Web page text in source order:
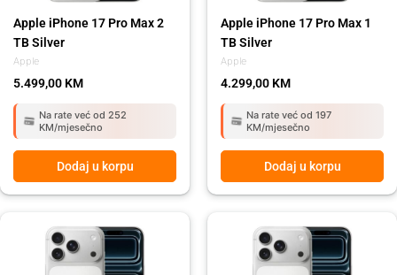
Apple
Apple iPhone 17 Pro Max 2
TB Silver
5.499,00 KM
Na rate već od 252
KM/mjesečno
Dodaj u korpu
Apple
Apple iPhone 17 Pro Max 1
TB Silver
4.299,00 KM
Na rate već od 197
KM/mjesečno
Dodaj u korpu